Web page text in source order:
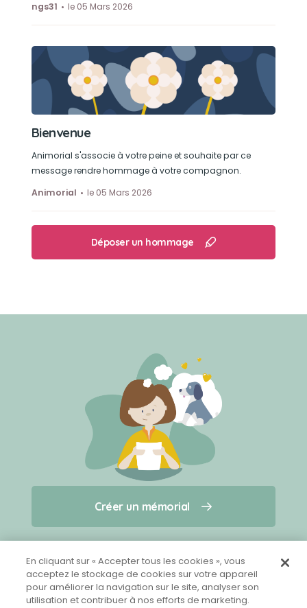
Créer un mémorial
Qui sommes-nous ?
Nous contacter
Partager sur Facebook
Edonis aimait être avec sa famille : jouer avec
les enfants et rester près de nous quand nous
bricolions ou jardinions. Ses moments de
bonheur.
ngs31
le 05 Mars 2026
Bienvenue
Animorial s'associe à votre peine et souhaite par ce
message rendre hommage à votre compagnon.
Animorial
le 05 Mars 2026
Déposer un hommage
Créer un mémorial
En cliquant sur « Accepter tous les cookies », vous
acceptez le stockage de cookies sur votre appareil
pour améliorer la navigation sur le site, analyser son
utilisation et contribuer à nos efforts de marketing.